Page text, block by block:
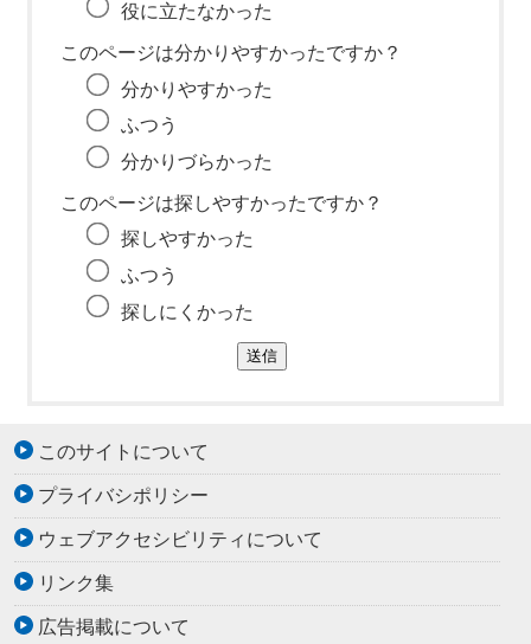
役に立たなかった
このページは分かりやすかったですか？
分かりやすかった
ふつう
分かりづらかった
このページは探しやすかったですか？
探しやすかった
ふつう
探しにくかった
このサイトについて
プライバシポリシー
ウェブアクセシビリティについて
リンク集
広告掲載について